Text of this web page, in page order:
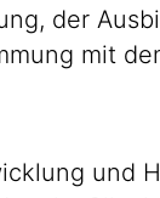
der
mit
und